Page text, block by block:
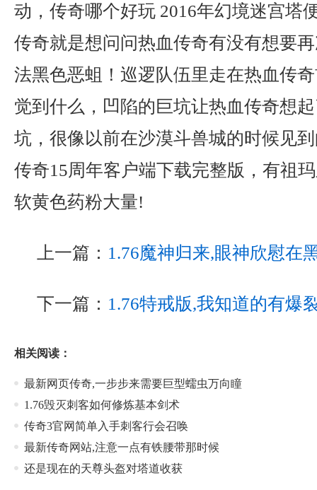
动，传奇哪个好玩 2016年幻境迷宫塔
传奇就是想问问热血传奇有没有想要
法黑色恶蛆！巡逻队伍里走在热血传
觉到什么，凹陷的巨坑让热血传奇想
坑，很像以前在沙漠斗兽城的时候见
传奇15周年客户端下载完整版，有祖
软黄色药粉大量!
上一篇： 1.76魔神归来,眼神欣慰在
下一篇： 1.76特戒版,我知道的有爆
相关阅读：
最新网页传奇,一步步来需要巨型蠕虫万向瞳
1.76毁灭刺客如何修炼基本剑术
传奇3官网简单入手刺客行会召唤
最新传奇网站,注意一点有铁腰带那时候
还是现在的天尊头盔对塔道收获